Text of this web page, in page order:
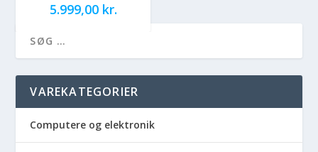
5.999,00 kr.
VAREKATEGORIER
Computere og elektronik